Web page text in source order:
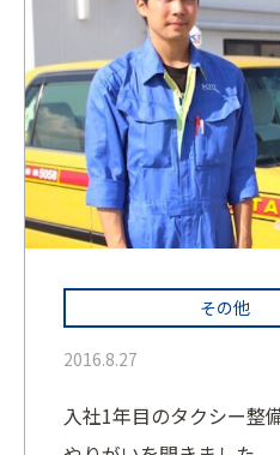
その他
2016.8.27
入社1年目のタクシー整